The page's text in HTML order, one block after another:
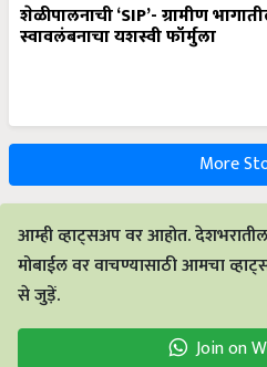
शेळीपालनाची ‘SIP’- ग्रामीण
स्वावलंबनाचा यशस्वी फॉर्मुला
More
आम्ही व्हाट्सअप वर आहोत. देशभरातील
मोबाईल वर वाचण्यासाठी आमचा
से जुड़ें.
Join on